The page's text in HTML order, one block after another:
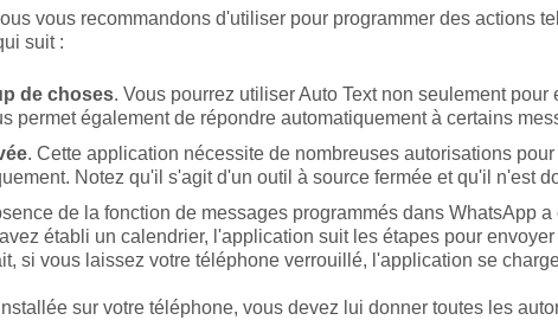
vous recommandons d'utiliser pour programmer des actions
suit :
de choses. Vous pourrez utiliser Auto Text non seulement
permet également de répondre automatiquement à certains
. Cette application nécessite de nombreuses autorisations
Notez qu'il s'agit d'un outil à source fermée et qu'il n'est
de la fonction de messages programmés dans WhatsApp
établi un calendrier, l'application suit les étapes pour
si vous laissez votre téléphone verrouillé, l'application se
sur votre téléphone, vous devez lui donner toutes les